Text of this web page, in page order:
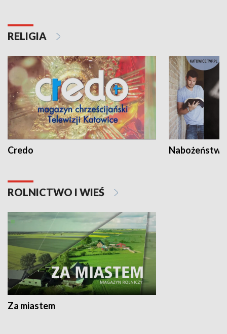
RELIGIA
Credo
ROLNICTWO I WIEŚ
Za miastem